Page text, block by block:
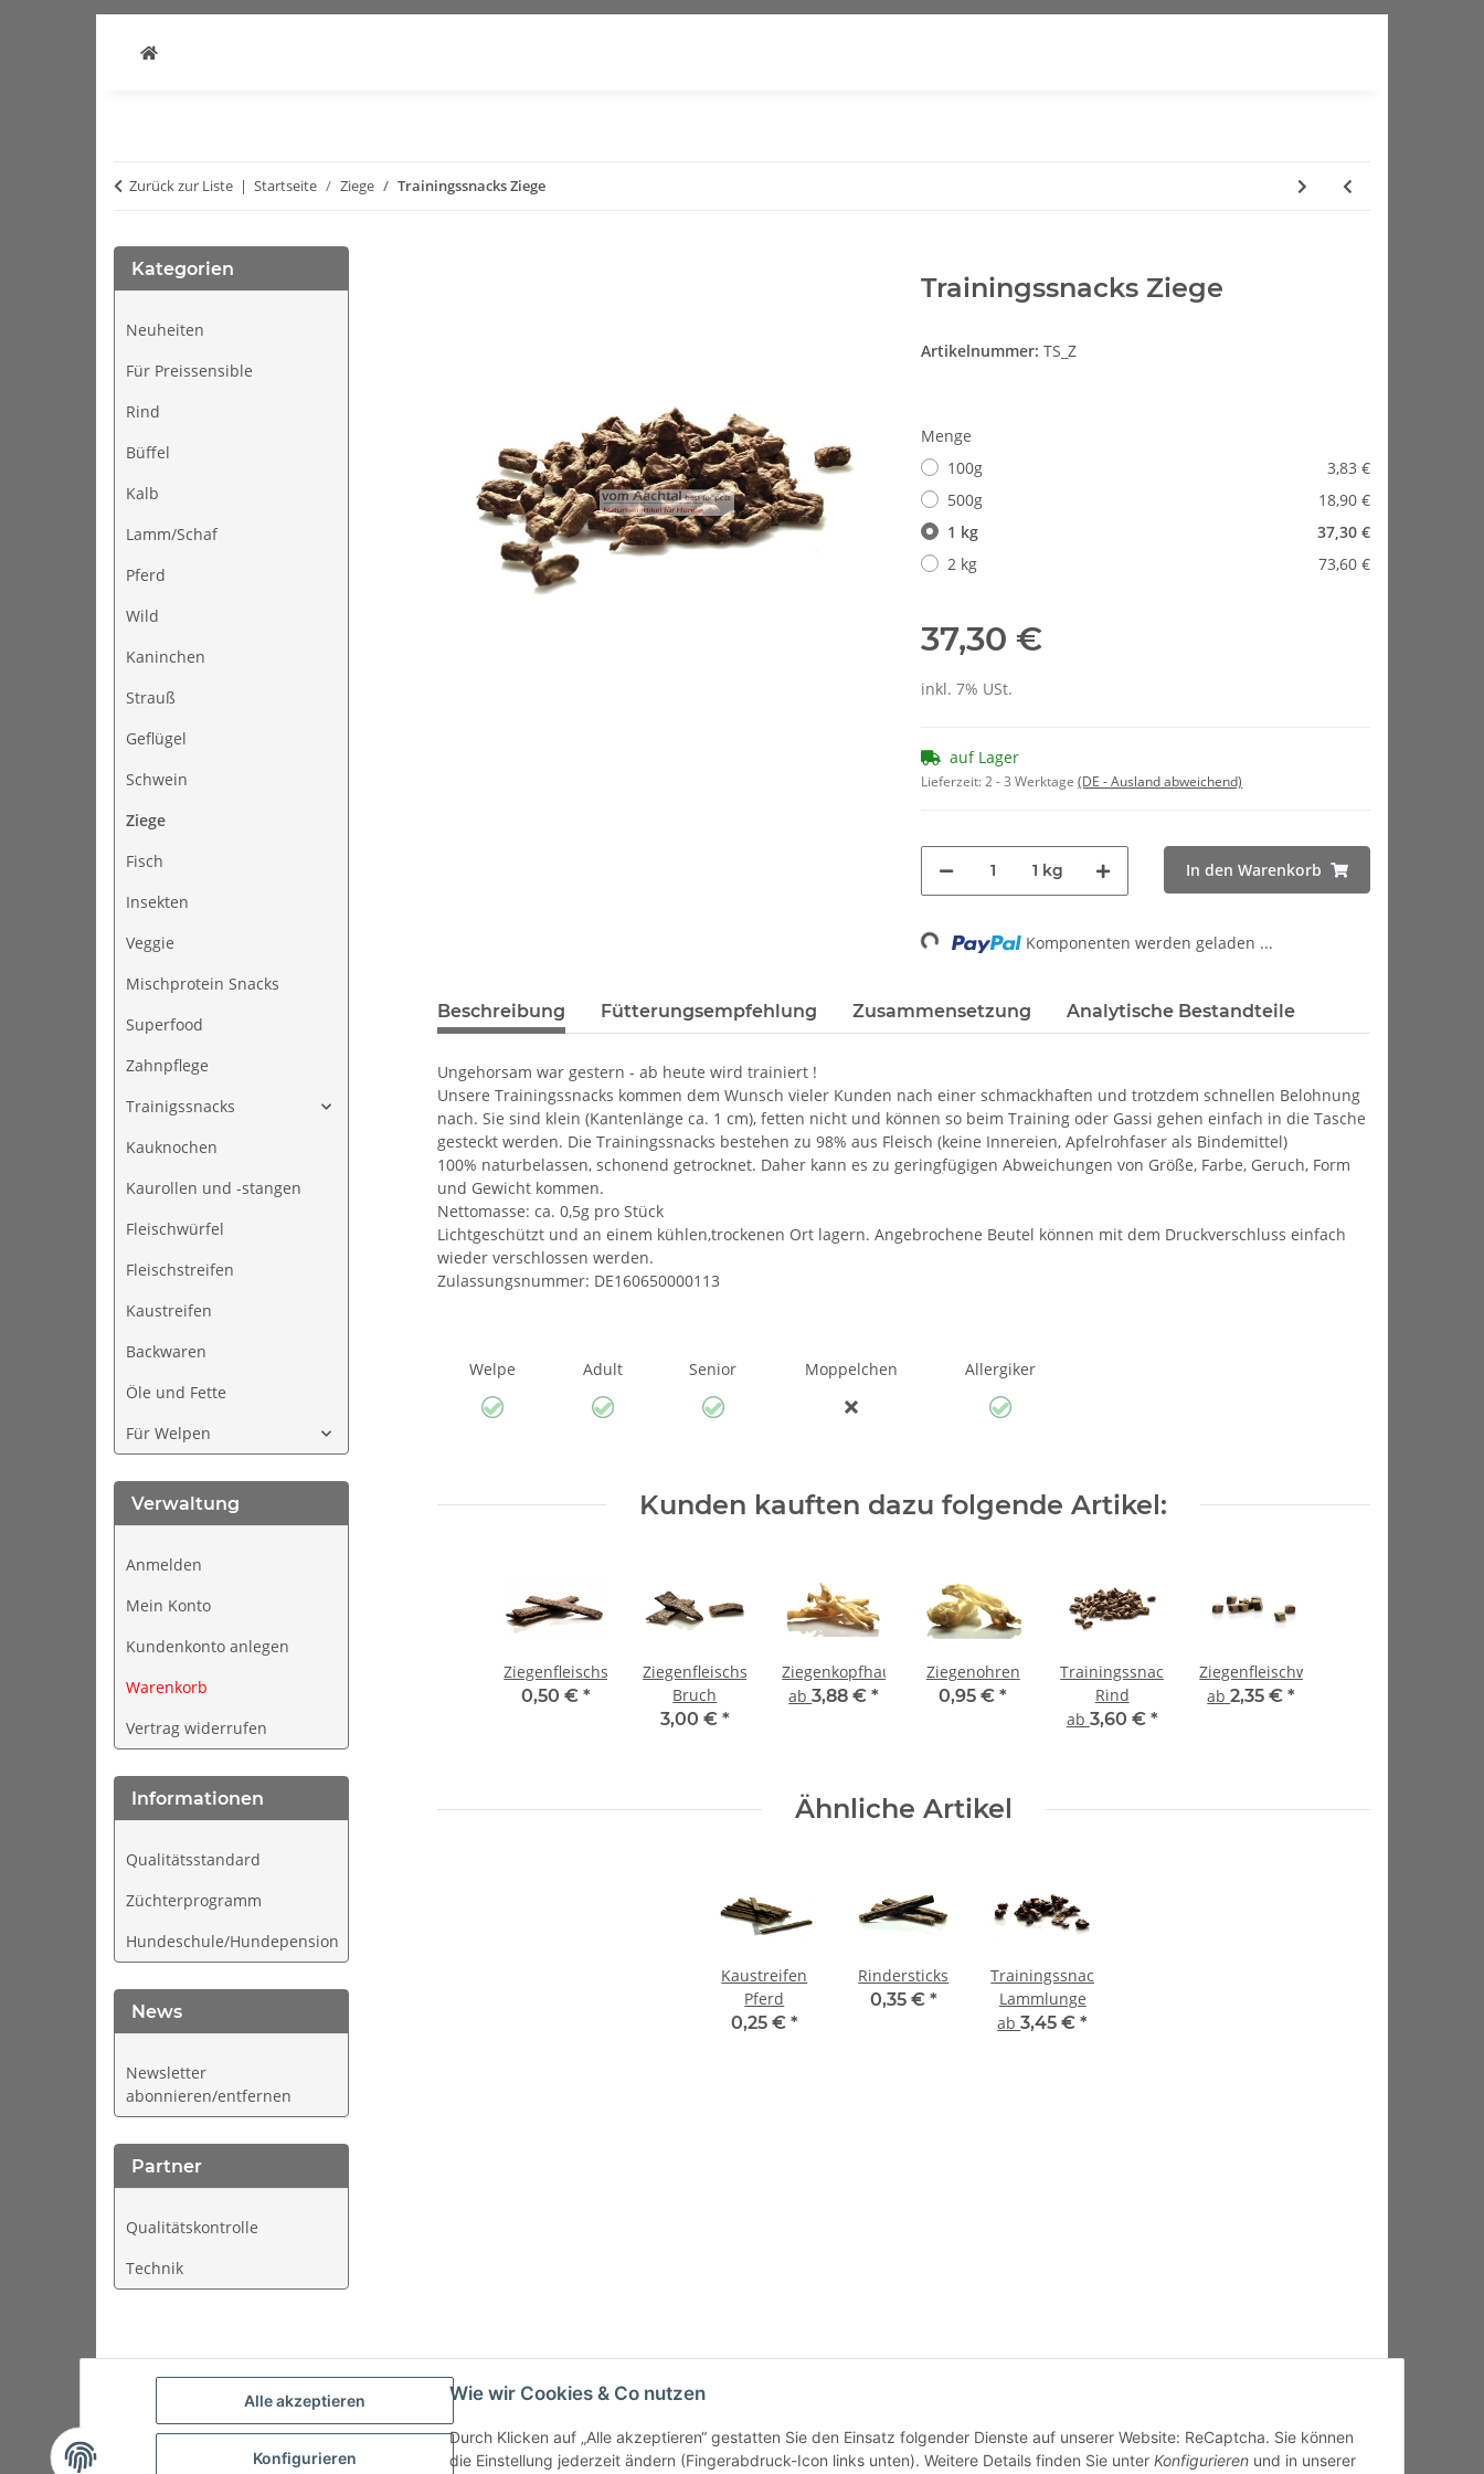
Alle akzeptieren
Konfigurieren
Wie wir Cookies & Co nutzen
Durch Klicken auf „Alle akzeptieren“ gestatten Sie den Einsatz folgender Dienste auf unserer Website: ReCaptcha. Sie können
die Einstellung jederzeit ändern (Fingerabdruck-Icon links unten). Weitere Details finden Sie unter Konfigurieren und in unserer
Zurück zur Liste Startseite Ziege Trainingssnacks Ziege
Trainingssnacks Ziege
Artikelnummer:TS_Z
Menge
100g
3,83 €
500g
18,90 €
1 kg
37,30 €
2 kg
73,60 €
37,30 €
inkl. 7% USt.
auf Lager
Lieferzeit:2 - 3 Werktage(DE - Ausland abweichend)
1 kg In den Warenkorb
Loading... Komponenten werden geladen ...
Beschreibung Fütterungsempfehlung Zusammensetzung Analytische Bestandteile
Ungehorsam war gestern - ab heute wird trainiert !
Unsere Trainingssnacks kommen dem Wunsch vieler Kunden nach einer schmackhaften und trotzdem schnellen Belohnung
nach. Sie sind klein (Kantenlänge ca. 1 cm), fetten nicht und können so beim Training oder Gassi gehen einfach in die Tasche
gesteckt werden. Die Trainingssnacks bestehen zu 98% aus Fleisch (keine Innereien, Apfelrohfaser als Bindemittel)
100% naturbelassen, schonend getrocknet. Daher kann es zu geringfügigen Abweichungen von Größe, Farbe, Geruch, Form
und Gewicht kommen.
Nettomasse: ca. 0,5g pro Stück
Lichtgeschützt und an einem kühlen,trockenen Ort lagern. Angebrochene Beutel können mit dem Druckverschluss einfach
wieder verschlossen werden.
Zulassungsnummer: DE160650000113
Welpe Adult Senior Moppelchen Allergiker
Kunden kauften dazu folgende Artikel:
Ziegenfleischstreifen
0,50 € *
Ziegenfleischstreifen
Bruch
3,00 € *
Ziegenkopfhaut
ab3,88 €*
Ziegenohren
0,95 €*
Trainingssnacks
Rind
ab 3,60 € *
Ziegenfleischwürfel
ab2,35 €*
Ähnliche Artikel
Kaustreifen
Pferd
0,25 € *
Rindersticks
0,35 € *
Trainingssnacks
Lammlunge
ab3,45 €*
Kategorien
Neuheiten
Für Preissensible
Rind
Büffel
Kalb
Lamm/Schaf
Pferd
Wild
Kaninchen
Strauß
Geflügel
Schwein
Ziege
Fisch
Insekten
Veggie
Mischprotein Snacks
Superfood
Zahnpflege
Trainigssnacks
Kauknochen
Kaurollen und -stangen
Fleischwürfel
Fleischstreifen
Kaustreifen
Backwaren
Öle und Fette
Für Welpen
Verwaltung
Anmelden
Mein Konto
Kundenkonto anlegen
Warenkorb
Vertrag widerrufen
Informationen
Qualitätsstandard
Züchterprogramm
Hundeschule/Hundepension
News
Newsletter
abonnieren/entfernen
Partner
Qualitätskontrolle
Technik
KontaktVersand/Zahlung AGBImpressumWiderrufsrecht BarrierefreiheitDatenschutzerklärung